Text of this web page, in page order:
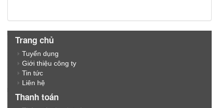
Trang chủ
Tuyển dụng
Giới thiệu công ty
Tin tức
Liên hệ
Thanh toán